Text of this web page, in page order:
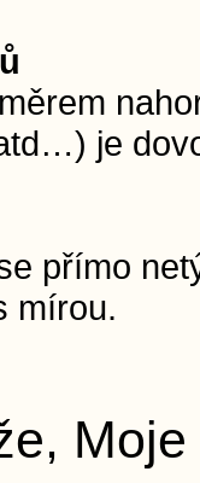
je
přímo
mírou.